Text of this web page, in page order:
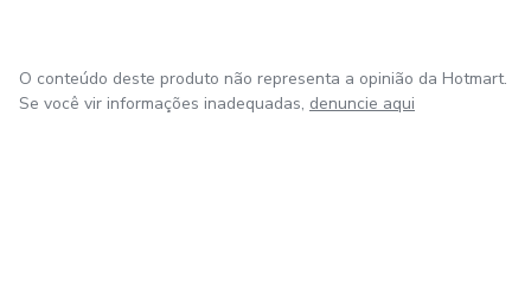
O conteúdo deste produto não representa a opinião da Hotmart.
Se você vir informações inadequadas, denuncie aqui